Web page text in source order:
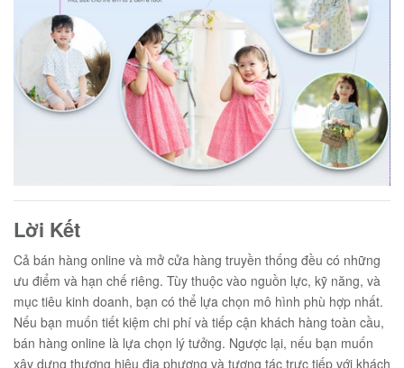
Lời Kết
Cả bán hàng online và mở cửa hàng truyền thống đều có những
ưu điểm và hạn chế riêng. Tùy thuộc vào nguồn lực, kỹ năng, và
mục tiêu kinh doanh, bạn có thể lựa chọn mô hình phù hợp nhất.
Nếu bạn muốn tiết kiệm chi phí và tiếp cận khách hàng toàn cầu,
bán hàng online là lựa chọn lý tưởng. Ngược lại, nếu bạn muốn
xây dựng thương hiệu địa phương và tương tác trực tiếp với khách